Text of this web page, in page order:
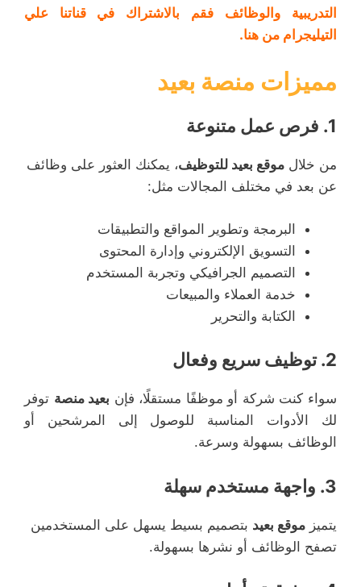
التدريبية والوظائف فقم بالاشتراك فيقناتنا علي
التيليجرام من هنا.
مميزات منصة بعيد
1. فرص عمل متنوعة
من خلال موقع بعيد للتوظيف، يمكنك العثور على وظائف
عن بعد في مختلف المجالات مثل:
البرمجة وتطوير المواقع والتطبيقات
التسويق الإلكتروني وإدارة المحتوى
التصميم الجرافيكي وتجربة المستخدم
خدمة العملاء والمبيعات
الكتابة والتحرير
2. توظيف سريع وفعال
سواء كنت شركة أو موظفًا مستقلًا، فإن بعيد منصة توفر
لك الأدوات المناسبة للوصول إلى المرشحين أو
الوظائف بسهولة وسرعة.
3. واجهة مستخدم سهلة
يتميز موقع بعيد بتصميم بسيط يسهل على المستخدمين
تصفح الوظائف أو نشرها بسهولة.